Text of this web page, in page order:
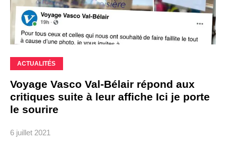
ACTUALITÉS
Voyage Vasco Val-Bélair répond aux
critiques suite à leur affiche Ici je porte
le sourire
6 juillet 2021